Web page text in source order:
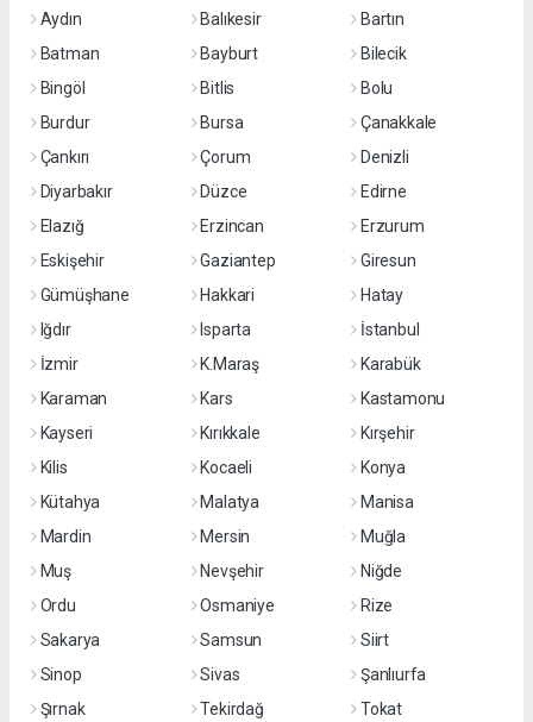
Aydın
Balıkesir
Bartın
Batman
Bayburt
Bilecik
Bingöl
Bitlis
Bolu
Burdur
Bursa
Çanakkale
Çankırı
Çorum
Denizli
Diyarbakır
Düzce
Edirne
Elazığ
Erzincan
Erzurum
Eskişehir
Gaziantep
Giresun
Gümüşhane
Hakkari
Hatay
Iğdır
Isparta
İstanbul
İzmir
K.Maraş
Karabük
Karaman
Kars
Kastamonu
Kayseri
Kırıkkale
Kırşehir
Kilis
Kocaeli
Konya
Kütahya
Malatya
Manisa
Mardin
Mersin
Muğla
Muş
Nevşehir
Niğde
Ordu
Osmaniye
Rize
Sakarya
Samsun
Siirt
Sinop
Sivas
Şanlıurfa
Şırnak
Tekirdağ
Tokat